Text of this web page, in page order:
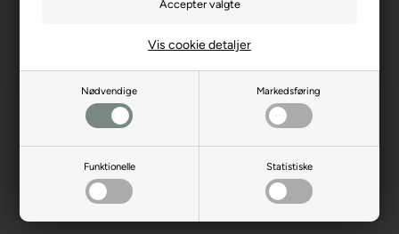
Nødvendige Markedsføring
Funktionelle Statistiske
Vis cookie detaljer